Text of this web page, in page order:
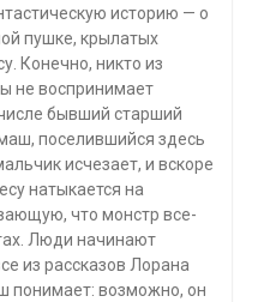
историю — о
пушке, крылатых
Конечно, никто из
не воспринимает
бывший старший
поселившийся здесь
исчезает, и вскоре
натыкается на
что монстр все-
Люди начинают
из рассказов Лорана
понимает: возможно, он